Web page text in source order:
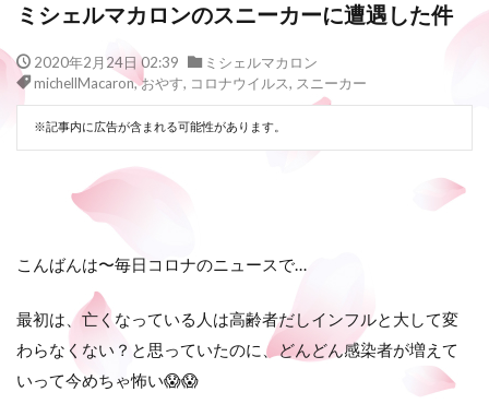
ミシェルマカロンのスニーカーに遭遇した件
2020年2月24日 02:39
ミシェルマカロン
michellMacaron,おやす, コロナウイルス, スニーカー
※記事内に広告が含まれる可能性があります。
こんばんは〜毎日コロナのニュースで…
最初は、亡くなっている人は高齢者だしインフルと大して変
わらなくない？と思っていたのに、どんどん感染者が増えて
いって今めちゃ怖い😱😱